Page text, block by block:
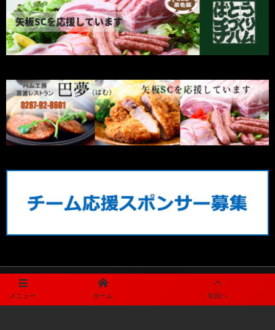
メニュー ホーム 先頭へ
プライバシーポリシー